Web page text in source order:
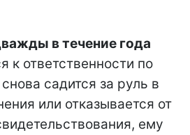
в течение года
к ответственности по
садится за руль в
или отказывается от
ему